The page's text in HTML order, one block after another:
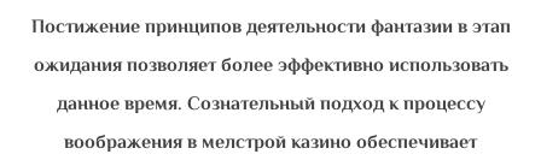
Постижение принципов деятельности фантазии в этап
ожидания позволяет более эффективно использовать
данное время. Сознательный подход к процессу
воображения в мелстрой казино обеспечивает